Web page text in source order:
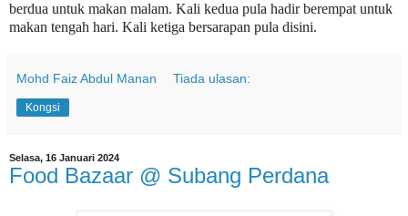
berdua untuk makan malam. Kali kedua pula hadir berempat untuk
makan tengah hari. Kali ketiga bersarapan pula disini.
Mohd Faiz Abdul Manan Tiada ulasan:
Kongsi
Selasa, 16 Januari 2024
Food Bazaar @ Subang Perdana